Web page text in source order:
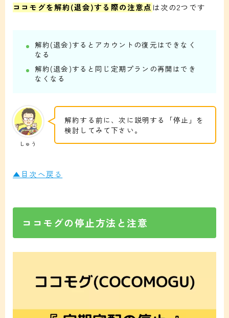
ココモグを解約(退会)する際の注意点 は次の2つです
解約(退会)するとアカウントの復元はできなく
なる
解約(退会)すると同じ定期プランの再開はでき
なくなる
しゅう
解約する前に、次に説明する「停止」を
検討してみて下さい。
▲目次へ戻る
ココモグの停止方法と注意